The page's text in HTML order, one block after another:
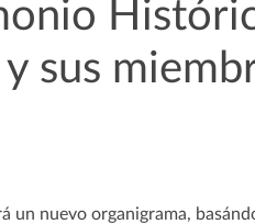
sus
nuevo organigrama,